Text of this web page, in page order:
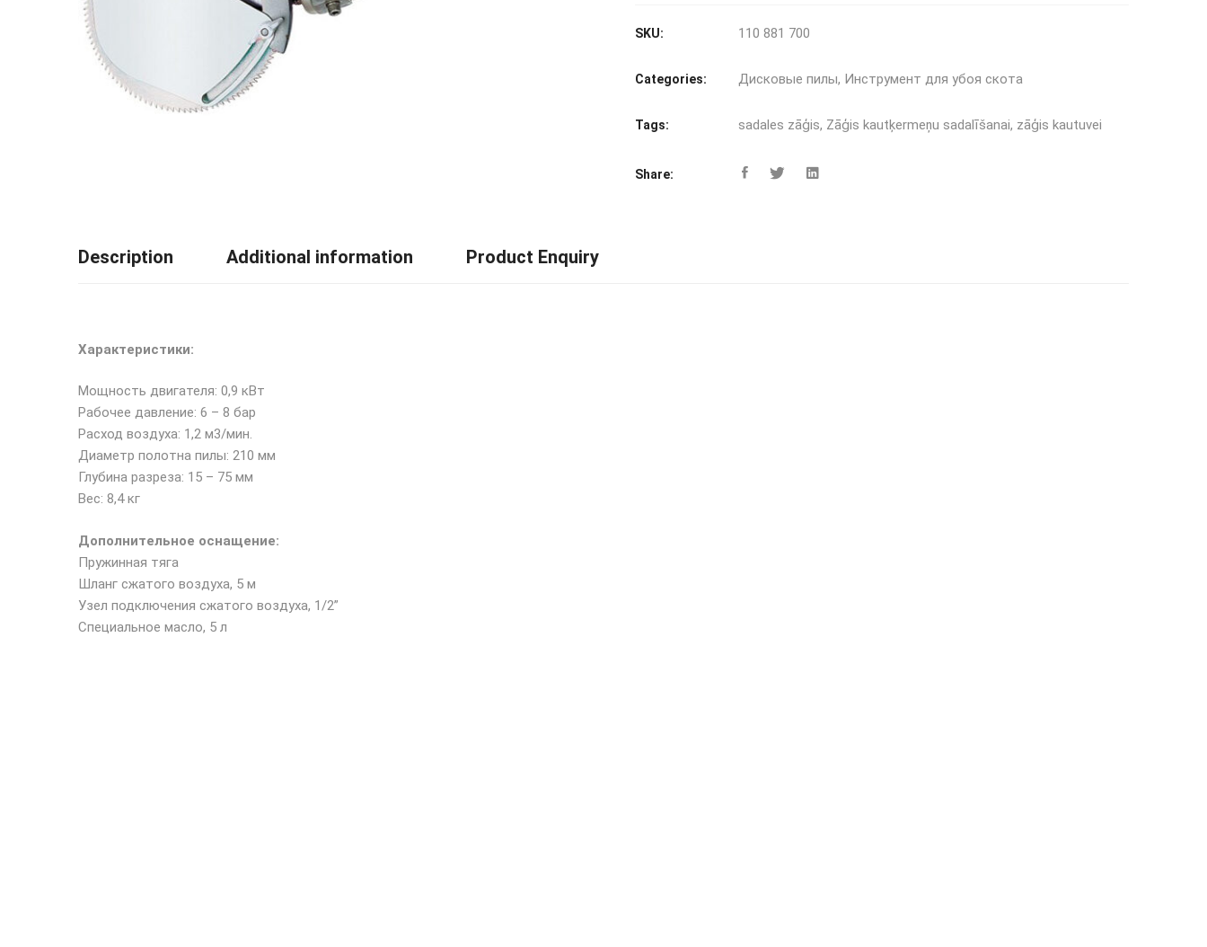
SKU: 110 881 700
Categories: Дисковые пилы, Инструмент для убоя скота
Tags: sadales zāģis, Zāģis kautķermeņu sadalīšanai, zāģis kautuvei
Share:
Description Additional information Product Enquiry
Характеристики:
Мощность двигателя: 0,9 кВт
Рабочее давление: 6 – 8 бар
Расход воздуха: 1,2 м3/мин.
Диаметр полотна пилы: 210 мм
Глубина разреза: 15 – 75 мм
Вес: 8,4 кг
Дополнительное оснащение:
Пружинная тяга
Шланг сжатого воздуха, 5 м
Узел подключения сжатого воздуха, 1/2”
Специальное масло, 5 л